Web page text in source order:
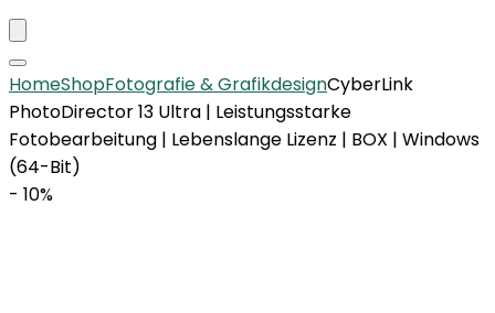
HomeShopFotografie & GrafikdesignCyberLink
PhotoDirector 13 Ultra | Leistungsstarke
Fotobearbeitung | Lebenslange Lizenz | BOX | Windows
(64-Bit)
- 10%